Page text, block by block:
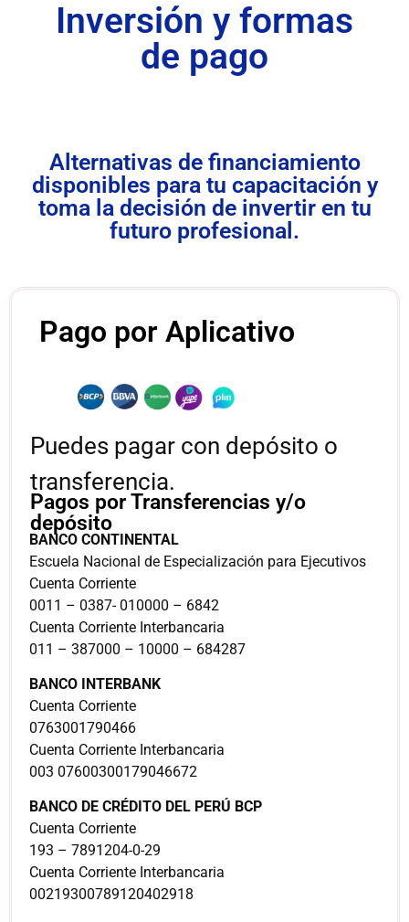
Inversión y formas
de pago
Alternativas de financiamiento
disponibles para tu capacitación y
toma la decisión de invertir en tu
futuro profesional.
Pago por Aplicativo
Puedes pagar con depósito o
transferencia.
BANCO CONTINENTAL
Escuela Nacional de Especialización para Ejecutivos
Cuenta Corriente
0011 – 0387- 010000 – 6842
Cuenta Corriente Interbancaria
011 – 387000 – 10000 – 684287
BANCO INTERBANK
Cuenta Corriente
0763001790466
Cuenta Corriente Interbancaria
003 07600300179046672
BANCO DE CRÉDITO DEL PERÚ BCP
Cuenta Corriente
193 – 7891204-0-29
Cuenta Corriente Interbancaria
00219300789120402918
Pagos por Transferencias y/o
depósito